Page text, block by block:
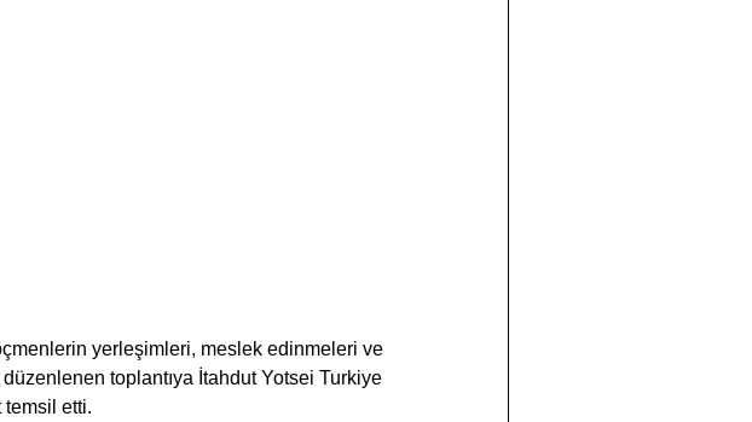
yerleşimleri, meslek edinmeleri ve
toplantıya İtahdut Yotsei Turkiye
etti.